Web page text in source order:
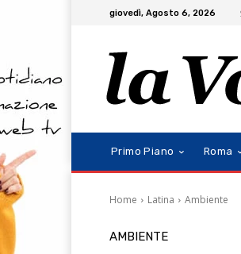
giovedì, Agosto 6, 2026
Primo Piano Roma
Home Latina Ambiente
AMBIENTE